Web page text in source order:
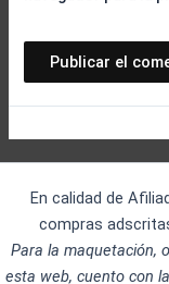
En calidad de
compras
Para la maquetación,
esta web, cuento con